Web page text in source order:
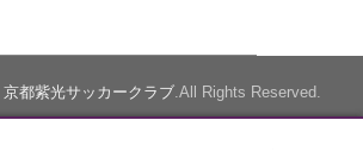
京都紫光サッカークラブ .All Rights Reserved.